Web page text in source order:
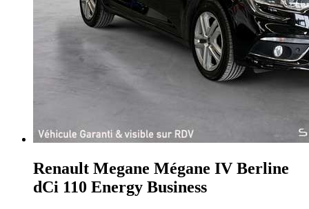
Renault Megane Mégane IV Berline
dCi 110 Energy Business